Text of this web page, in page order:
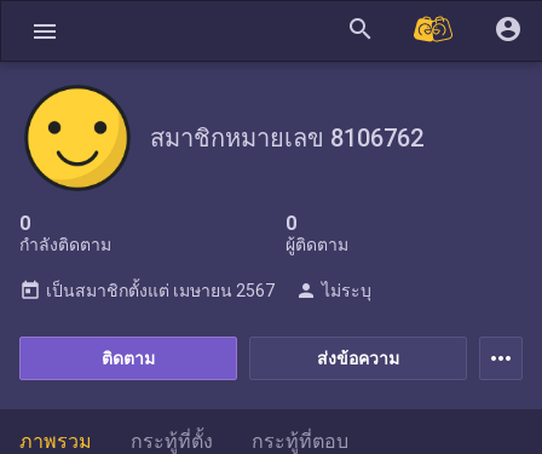
menu search account_circle
สมาชิกหมายเลข 8106762
0
กำลังติดตาม
0
ผู้ติดตาม
ส่งข้อความ
ติดตาม
today เป็นสมาชิกตั้งแต่ เมษายน 2567 person ไม่ระบุ
more_horiz
ภาพรวม กระทู้ที่ตั้ง กระทู้ที่ตอบ